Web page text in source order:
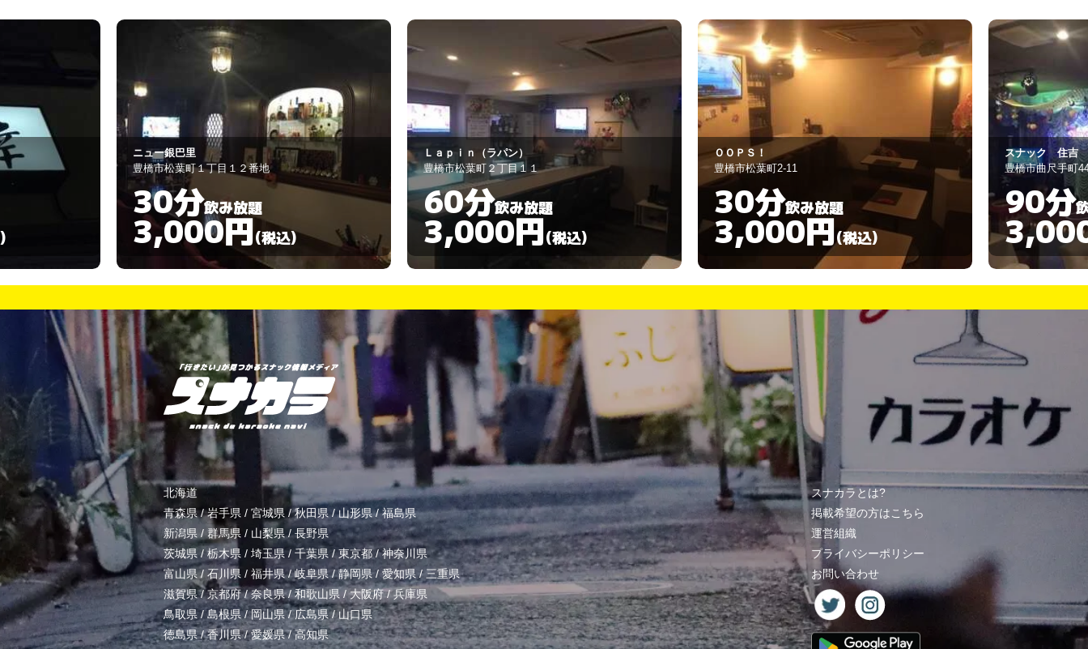
Ｌａｐｉｎ（ラパン）
豊橋市松葉町２丁目１１
60分飲み放題
3,000円(税込)
ＯＯＰＳ！
豊橋市松葉町2-11
30分飲み放題
3,000円(税込)
スナック 住吉
豊橋市曲尺手町44番地
90分飲み放題
3,000円(税込)
ＢＡＲ 八八八
豊橋市松葉町1-
60分
北海道
青森県/岩手県 / 宮城県 /秋田県 /山形県/福島県
新潟県 / 群馬県 / 山梨県/長野県
茨城県 / 栃木県 / 埼玉県/ 千葉県 /東京都/神奈川県
富山県/ 石川県 / 福井県/岐阜県/静岡県/ 愛知県 / 三重県
滋賀県/京都府/奈良県/和歌山県 /大阪府/兵庫県
鳥取県/島根県/岡山県/広島県/山口県
徳島県/香川県/愛媛県/高知県
スナカラとは?
掲載希望の方はこちら
運営組織
プライバシーポリシー
お問い合わせ